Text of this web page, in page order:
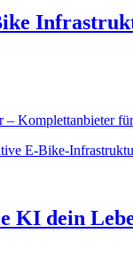
E-Bike-
KI dein